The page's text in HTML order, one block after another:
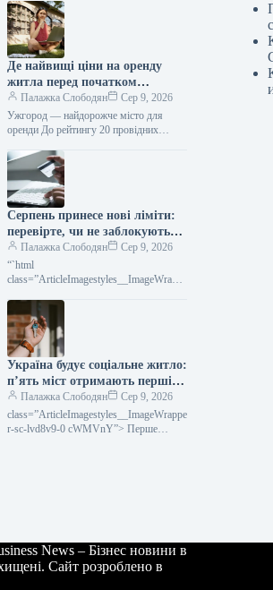
Де найвищі ціни на оренду
житла перед початком
навчального року
Палажка Слободян
Сер 9, 2026
Ужгород — найдорожче місто для
оренди До рейтингу 20 провідних
році увійшли сім київських…
Серпень принесе нові ліміти:
перевірте, чи не заблокують
ваші картки та перекази
Палажка Слободян
Сер 9, 2026
“`html
class=”ArticleImagestyles__ImageWrappe
переказВід середини серпня в Україні
запрацюють оновлені правила
фінансового моніторингу,
Україна будує соціальне житло:
п’ять міст отримають перші
новобудови
Палажка Слободян
Сер 9, 2026
class=”ArticleImagestyles__ImageWrappe
r-sc-lvd8v9-0 cWMVnY”> Перше
News – Бізнес новини в
Сайт розроблено в